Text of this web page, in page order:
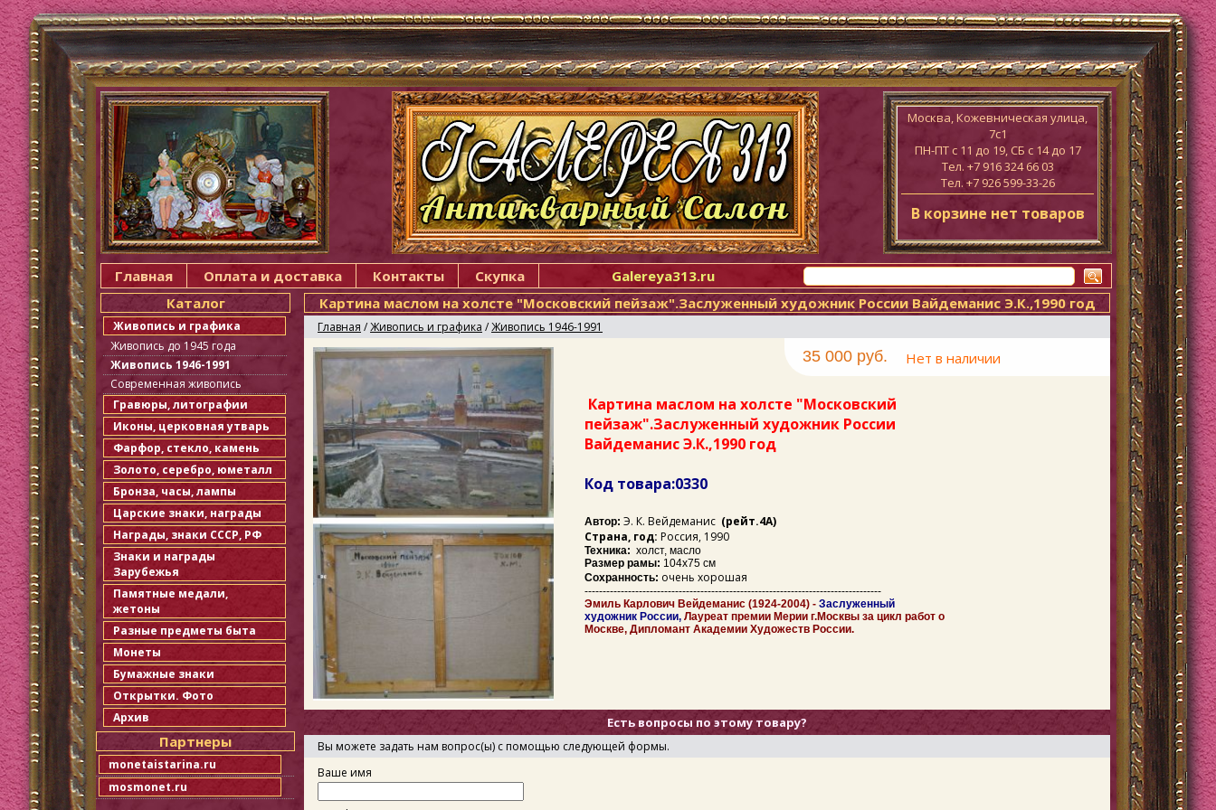
Москва, Кожевническая улица,
7с1
ПН-ПТ c 11 до 19, СБ с 14 до 17
Тел. +7 916 324 66 03
Тел. +7 926 599-33-26
В корзине нет товаров
Главная Оплата и доставка Контакты Скупка
Galereya313.ru
Каталог
Живопись и графика
Живопись до 1945 года
Живопись 1946-1991
Современная живопись
Гравюры, литографии
Иконы, церковная утварь
Фарфор, стекло, камень
Золото, серебро, юметалл
Бронза, часы, лампы
Царские знаки, награды
Награды, знаки СССР, РФ
Знаки и награды
Зарубежья
Памятные медали,
жетоны
Разные предметы быта
Монеты
Бумажные знаки
Открытки. Фото
Архив
Партнеры
monetaistarina.ru
mosmonet.ru
Картина маслом на холсте "Московский пейзаж".Заслуженный художник России Вайдеманис Э.К.,1990 год
Главная /Живопись и графика /Живопись 1946-1991
35 000 руб. Нет в наличии
Картина маслом на холсте "Московский
пейзаж".Заслуженный художник России
Вайдеманис Э.К.,1990 год
Код товара:0330
Автор: Э. К. Вейдеманис (рейт.4А)
Страна, год: Россия, 1990
Техника: холст, масло
Размер рамы: 104х75 см
Сохранность: очень хорошая
----------------------------------------------------------------------------------
Эмиль Карлович Вейдеманис (1924-2004) - Заслуженный
художник России, Лауреат премии Мерии г.Москвы за цикл работ о
Москве, Дипломант Академии Художеств России.
Есть вопросы по этому товару?
Вы можете задать нам вопрос(ы) с помощью следующей формы.
Ваше имя